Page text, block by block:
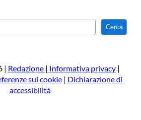
e
a
Cerca
| Redazione | Informativa privacy|
sui cookie| Dichiarazione di
accessibilità